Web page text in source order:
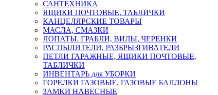
САНТЕХНИКА
ЯЩИКИ ПОЧТОВЫЕ, ТАБЛИЧКИ
КАНЦЕЛЯРСКИЕ ТОВАРЫ
МАСЛА, СМАЗКИ
ЛОПАТЫ. ГРАБЛИ, ВИЛЫ, ЧЕРЕНКИ
РАСПЫЛИТЕЛИ, РАЗБРЫЗГИВАТЕЛИ
ПЕТЛИ ГАРАЖНЫЕ, ЯЩИКИ ПОЧТОВЫЕ,
ТАБЛИЧКИ
ИНВЕНТАРЬ для УБОРКИ
ГОРЕЛКИ ГАЗОВЫЕ, ГАЗОВЫЕ БАЛЛОНЫ
ЗАМКИ НАВЕСНЫЕ